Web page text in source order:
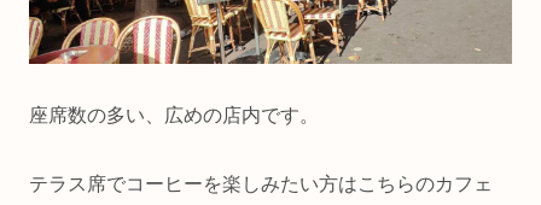
座席数の多い、広めの店内です。
テラス席でコーヒーを楽しみたい方はこちらのカフェ